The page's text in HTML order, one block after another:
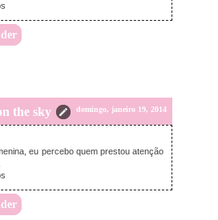
the sky domingo, janeiro 19, 2014
eu percebo quem prestou atenção